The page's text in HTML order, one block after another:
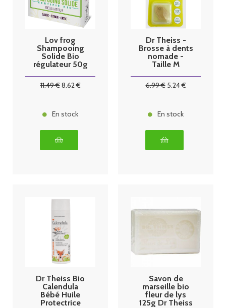
Lov frog
Shampooing
Solide Bio
régulateur 50g
11.49€8.62€
En stock
Dr Theiss -
Brosse à dents
nomade -
Taille M
6.99€ 5.24€
En stock
Dr Theiss Bio
Calendula
Bébé Huile
Protectrice
Savon de
marseille bio
fleur de lys
125g Dr Theiss